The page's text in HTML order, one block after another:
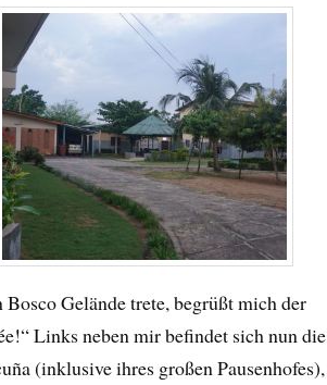
Gelände trete, begrüßt mich der
Links neben mir befindet sich nun die
(inklusive ihres großen Pausenhofes),